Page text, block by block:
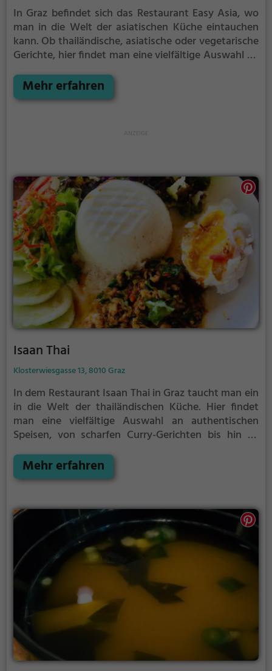
In Graz befindet sich das Restaurant Easy Asia, wo
man in die Welt der asiatischen Küche eintauchen
kann. Ob thailändische, asiatische oder vegetarische
Gerichte, hier findet man eine vielfältige Auswahl an
verschiedenen Curry-Spezialitäten, die man
unbedingt probieren sollte. Das Ambiente lädt zum
Mehr erfahren
Isaan Thai
Klosterwiesgasse 13, 8010 Graz
In dem Restaurant Isaan Thai in Graz taucht man ein
in die Welt der thailändischen Küche. Hier findet
man eine vielfältige Auswahl an authentischen
Speisen, von scharfen Curry-Gerichten bis hin zu
Ambiente lädt dazu ein, sich wohlzufühlen und die
exotischen Aromen zu genießen. Egal ob man sich
asiatische Spezialitäten entscheidet, hier kommt
man voll auf seine Kosten. Isaan Thai ist definitiv
einen Besuch wert, um die Vielfalt der asiatischen
Küche zu erleben.
Mehr erfahren